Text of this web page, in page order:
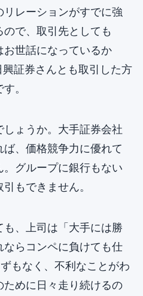
レーションがすでに強
で、取引先としても
お世話になっているか
証券さんとも取引した方
。
しょうか。大手証券会社
、価格競争力に優れて
グループに銀行もない
もできません。
、上司は「大手には勝
らコンペに負けても仕
もなく、不利なことがわ
めに日々走り続けるの